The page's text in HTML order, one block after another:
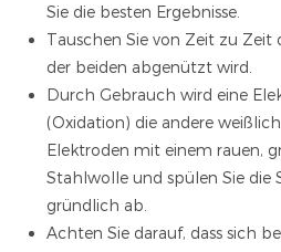
Sie die besten Ergebnisse.
Tauschen Sie von Zeit zu Zeit
der beiden abgenützt wird.
Durch Gebrauch wird eine
(Oxidation) die andere
Elektroden mit einem rauen,
Stahlwolle und spülen Sie die
gründlich ab.
Achten Sie darauf, dass sich